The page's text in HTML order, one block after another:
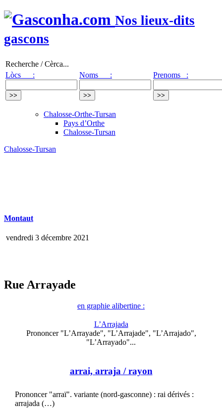
Nos lieux-dits
gascons
Recherche / Cèrca...
Lòcs :
Noms : Prenoms :
Chalosse-Orthe-Tursan
Pays d’Orthe
Chalosse-Tursan
Chalosse-Tursan
Montaut
vendredi 3 décembre 2021
Rue Arrayade
en graphie alibertine :
L’Arrajada
Prononcer "L’Arrayade", "L’Arrajade", "L’Arrajado",
"L’Arrayado"...
arrai, arraja / rayon
Prononcer "arraï". variante (nord-gasconne) : rai dérivés :
arrajada (…)